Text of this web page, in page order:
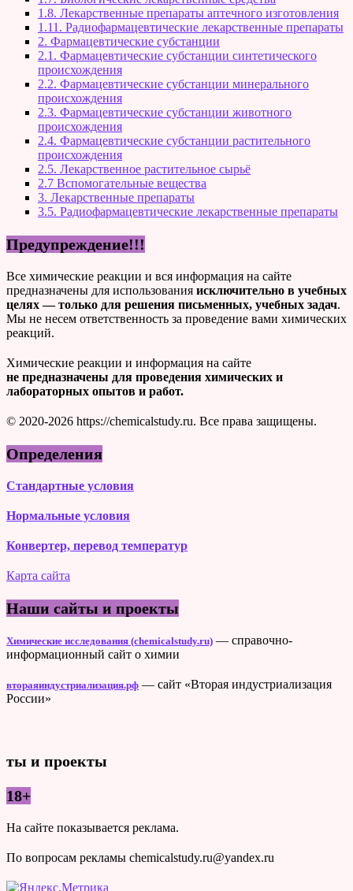
1.8. Лекарственные препараты аптечного изготовления
1.11. Радиофармацевтические лекарственные препараты
2. Фармацевтические субстанции
2.1. Фармацевтические субстанции синтетического
происхождения
2.2. Фармацевтические субстанции минерального
происхождения
2.3. Фармацевтические субстанции животного
происхождения
2.4. Фармацевтические субстанции растительного
происхождения
2.5. Лекарственное растительное сырьё
2.7 Вспомогательные вещества
3. Лекарственные препараты
3.5. Радиофармацевтические лекарственные препараты
Предупреждение!!!
Все химические реакции и вся информация на сайте
предназначены для использования исключительно в учебных
целях — только для решения письменных, учебных задач.
Мы не несем ответственность за проведение вами химических
реакций.
Химические реакции и информация на сайте
не предназначены для проведения химических и
лабораторных опытов и работ.
© 2020-2026 https://chemicalstudy.ru. Все права защищены.
Определения
Стандартные условия
Нормальные условия
Конвертер, перевод температур
Карта сайта
Наши сайты и проекты
Химические исследования (chemicalstudy.ru) — справочно-
информационный сайт о химии
втораяиндустриализация.рф — сайт «Вторая индустриализация
России»
ты и проекты
18+
На сайте показывается реклама.
По вопросам рекламы chemicalstudy.ru@yandex.ru